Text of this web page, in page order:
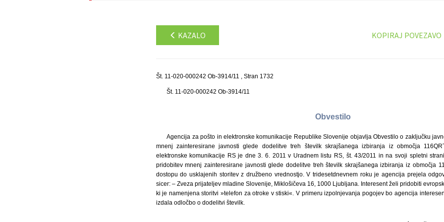
KAZALO KOPIRAJ POVEZAVO
Št. 11-020-000242 Ob-3914/11 , Stran 1732
Št. 11-020-000242 Ob-3914/11
Obvestilo
Agencija za pošto in elektronske komunikacije Republike Slovenije objavlja Obvestilo o zaključku
mnenj zainteresirane javnosti glede dodelitve treh številk skrajšanega izbiranja iz območja
elektronske komunikacije RS je dne 3. 6. 2011 v Uradnem listu RS, št. 43/2011 in na svoji spletni
pridobitev mnenj zainteresirane javnosti glede dodelitve treh številk skrajšanega izbiranja iz območja
dostopu do usklajenih storitev z družbeno vrednostjo. V tridesetdnevnem roku je agencija prejela
sicer: – Zveza prijateljev mladine Slovenije, Miklošičeva 16, 1000 Ljubljana. Interesent želi pridobiti
ki je namenjena storitvi »telefon za otroke v stiski«. V primeru izpolnjevanja pogojev bo agencija
izdala odločbo o dodelitvi številk.